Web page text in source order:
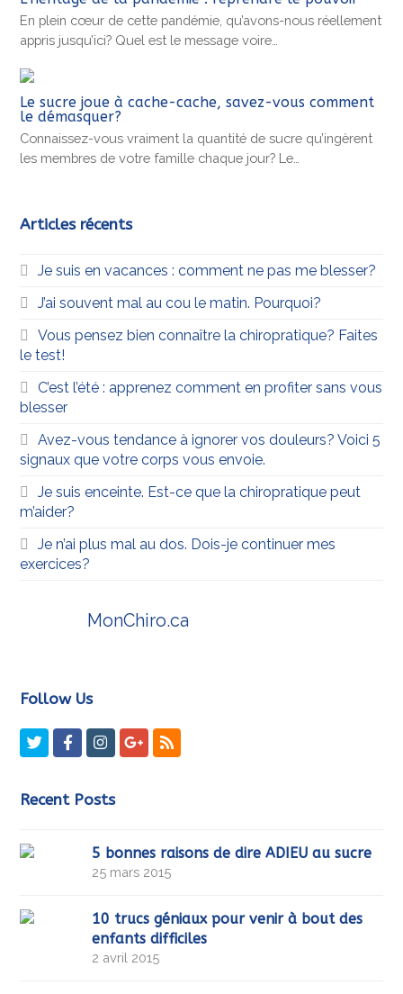
En plein cœur de cette pandémie, qu’avons-nous réellement
appris jusqu’ici? Quel est le message voire…
Le sucre joue à cache-cache, savez-vous comment
le démasquer?
Connaissez-vous vraiment la quantité de sucre qu’ingèrent
les membres de votre famille chaque jour? Le…
Articles récents
Je suis en vacances : comment ne pas me blesser?
J’ai souvent mal au cou le matin. Pourquoi?
Vous pensez bien connaître la chiropratique? Faites
le test!
C’est l’été : apprenez comment en profiter sans vous
blesser
Avez-vous tendance à ignorer vos douleurs? Voici 5
signaux que votre corps vous envoie.
Je suis enceinte. Est-ce que la chiropratique peut
m’aider?
Je n’ai plus mal au dos. Dois-je continuer mes
exercices?
MonChiro.ca
Follow Us
TwitterFacebookInstagramGooglePlus
RSS
Recent Posts
5 bonnes raisons de dire ADIEU au sucre
25 mars 2015
10 trucs géniaux pour venir à bout des
enfants difficiles
2 avril 2015